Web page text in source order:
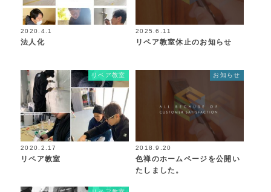
2020.4.1
法人化
2025.6.11
リペア教室休止のお知らせ
リペア教室
2020.2.17
リペア教室
お知らせ
2018.9.20
色禅のホームページを公開い
たしました。